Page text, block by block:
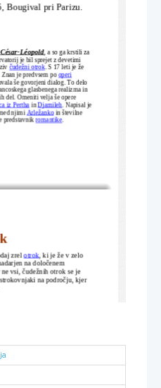
Bougival pri Parizu.
Léopold , a so ga krstili za
je bil sprejet z devetimi
čudežni otrok . S 17 leti je že
je predvsem po operi
še govorjeni dialog. To delo
glasbenega realizma in
del. Omeniti velja še opere
iz Pertha in Djamileh. Napisal je
njimi Arležanko in številne
predstavnik romantike.
zrel otrok , ki je že v zelo
na določenem
vsi, čudežnih otrok se je
na področju, kjer